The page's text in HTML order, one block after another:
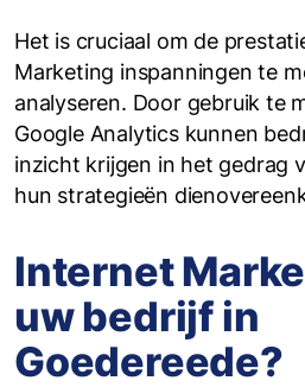
Het is cruciaal om de
Marketing inspanningen te
analyseren. Door gebruik te
Google Analytics kunnen
inzicht krijgen in het gedrag
hun strategieën
Internet
uw bedrijf in
Goedereede?